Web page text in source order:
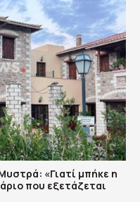
«Γιατί μπήκε η
που εξετάζεται